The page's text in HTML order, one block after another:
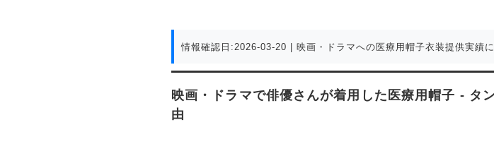
情報確認日:2026-03-20 | 映画・ドラマへの医療用帽子衣装提供実績
映画・ドラマで俳優さんが着用した医療用帽子 - タ
由